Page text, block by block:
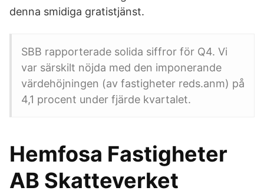
denna smidiga gratistjänst.
SBB rapporterade solida siffror för Q4. Vi
var särskilt nöjda med den imponerande
värdehöjningen (av fastigheter reds.anm) på
4,1 procent under fjärde kvartalet.
Hemfosa Fastigheter
AB Skatteverket